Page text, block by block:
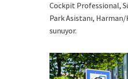
Cockpit Professional,
Park Asistanı,
sunuyor.